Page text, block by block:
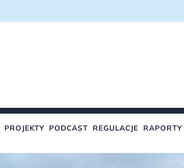
PROJEKTY PODCAST REGULACJE RAPORTY